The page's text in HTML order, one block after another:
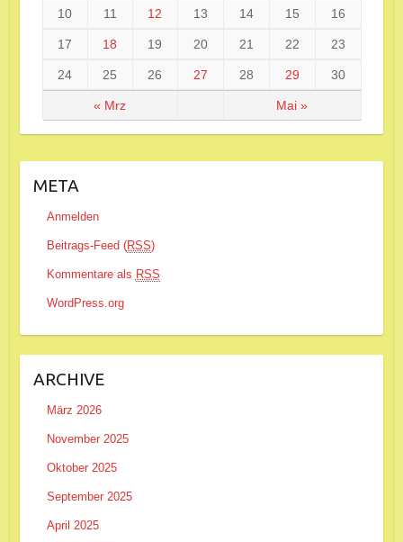
« Mrz Mai »
10 11 12 13 14 15 16
17 18 19 20 21 22 23
24 25 26 27 28 29 30
META
Anmelden
Beitrags-Feed (RSS)
Kommentare als RSS
WordPress.org
ARCHIVE
März 2026
November 2025
Oktober 2025
September 2025
April 2025